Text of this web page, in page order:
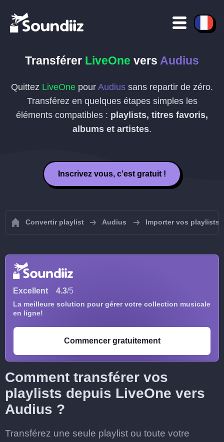
Transférer LiveOne vers Audius
Quittez LiveOne pour Audius sans repartir de zéro.
Transférez en quelques étapes simples les
éléments compatibles : playlists, titres favoris,
albums et artistes.
Inscrivez vous, c'est gratuit !
Convertir playlist Audius Importer vos playlists
Excellent 4.3/5
La meilleure solution pour gérer votre collection musicale
en ligne!
Commencer gratuitement
Comment transférer vos
playlists depuis LiveOne vers
Audius ?
Transférez une seule playlist ou toute votre